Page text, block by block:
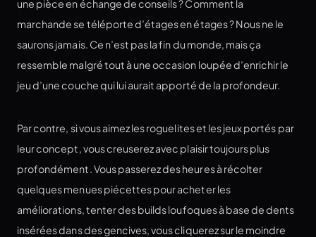
une pièce en échange de conseils ? Comment la
marchande se téléporte d’étages en étages ? Nous ne le
saurons jamais. Ce n’est pas la fin du monde, mais ça
ressemble malgré tout à une occasion loupée d’enrichir le
jeu d’une couche qui lui aurait apporté de la profondeur.
Par contre, si vous aimez les roguelites et les jeux portés par
leur concept, vous creuserez avec plaisir toujours plus
profondément. Vous passerez des heures à récolter
quelques menues piécettes pour acheter les
améliorations, tenter des builds loufoques à base de dents
insérées dans des gencives, vous cliquerez sur le moindre